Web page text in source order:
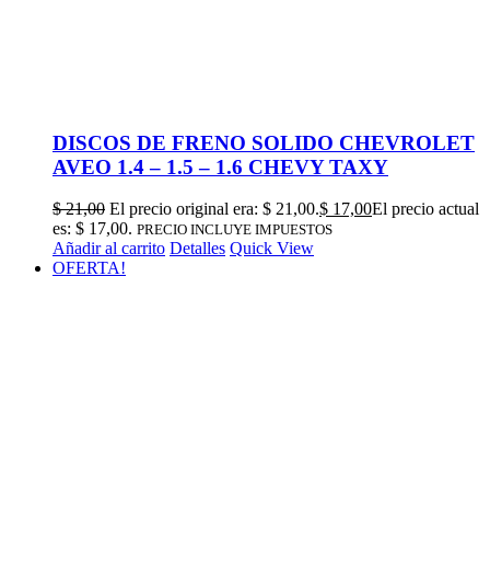
DISCOS DE FRENO SOLIDO CHEVROLET
AVEO 1.4 – 1.5 – 1.6 CHEVY TAXY
$21,00 El precio original era: $ 21,00.$ 17,00El precio actual
es: $ 17,00. PRECIO INCLUYE IMPUESTOS
Añadir al carrito Detalles Quick View
OFERTA!